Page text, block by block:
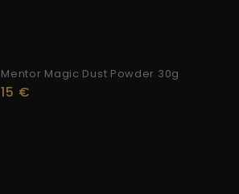
Mentor Magic Dust Powder 30g
15 €